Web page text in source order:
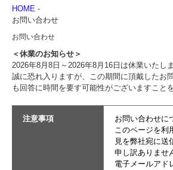
HOME -
お問い合わせ
お問い合わせ
＜休業のお知らせ＞
2026年8月8日～2026年8月16日は休業いたしま
誠に恐れ入りますが、この期間に頂戴したお
も回答に時間を要す可能性がございますこと
注意事項
お問い合わせに
このページを利
見を弊社宛に送
申し訳ありませ
電子メールアド